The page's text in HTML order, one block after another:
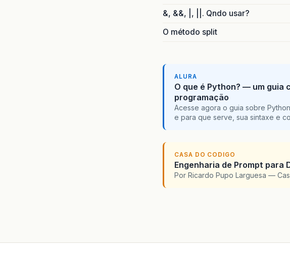
&, &&, |, ||. Qndo usar?
O método split
ALURA
O que é Python? — um guia
programação
Acesse agora o guia sobre
e para que serve, sua sintaxe e
CASA DO CODIGO
Engenharia de Prompt para
Por Ricardo Pupo Larguesa —